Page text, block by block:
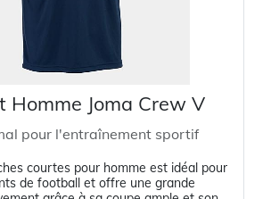
Homme Joma Crew V
pour l'entraînement sportif
courtes pour homme est idéal pour
de football et offre une grande